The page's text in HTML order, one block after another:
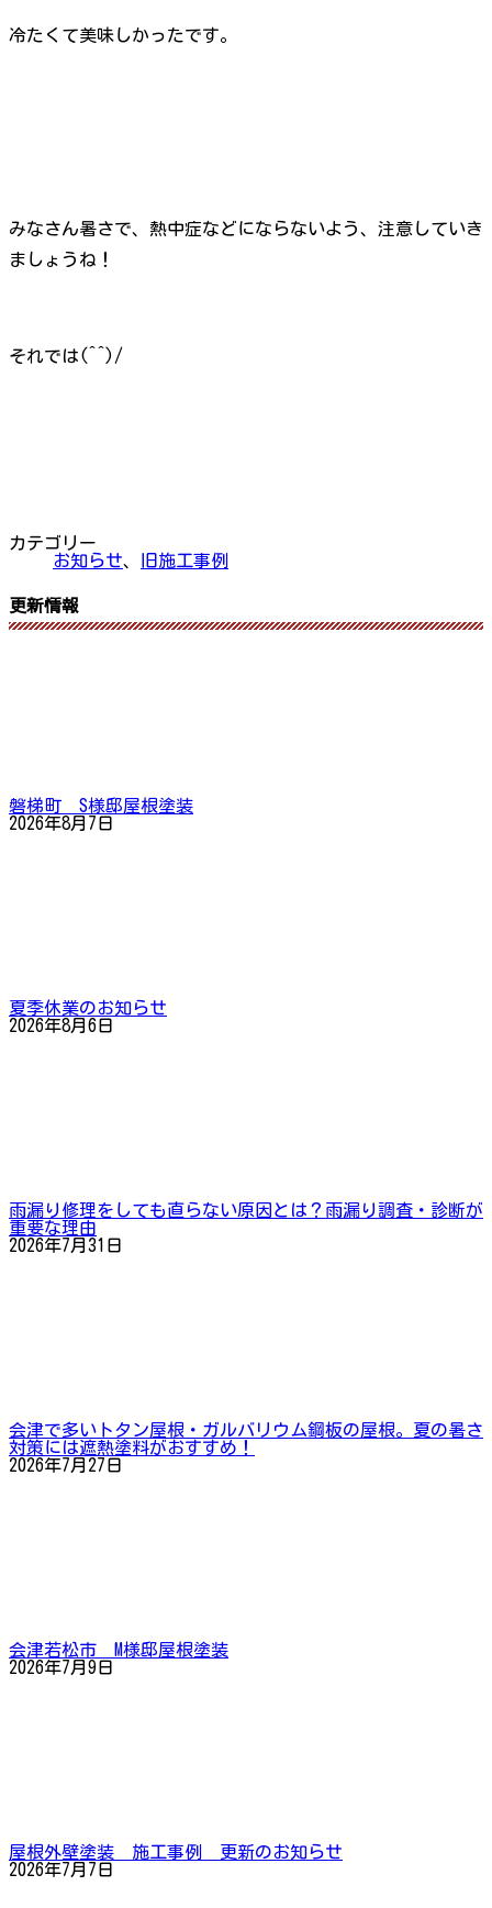
冷たくて美味しかったです。
みなさん暑さで、熱中症などにならないよう、注意していき
ましょうね！
それでは(^^)/
カテゴリー
お知らせ、 旧施工事例
更新情報
磐梯町 S様邸屋根塗装
2026年8月7日
夏季休業のお知らせ
2026年8月6日
雨漏り修理をしても直らない原因とは？雨漏り調査・診断が
重要な理由
2026年7月31日
会津で多いトタン屋根・ガルバリウム鋼板の屋根。夏の暑さ
対策には遮熱塗料がおすすめ！
2026年7月27日
会津若松市 M様邸屋根塗装
2026年7月9日
屋根外壁塗装 施工事例 更新のお知らせ
2026年7月7日